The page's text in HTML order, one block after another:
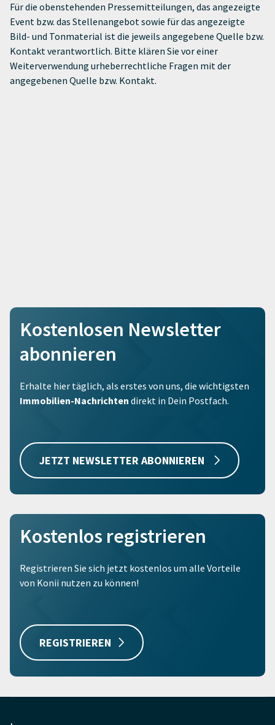
Für die obenstehenden Pressemitteilungen, das angezeigte
Event bzw. das Stellenangebot sowie für das angezeigte
Bild- und Tonmaterial ist die jeweils angegebene Quelle bzw.
Kontakt verantwortlich. Bitte klären Sie vor einer
Weiterverwendung urheberrechtliche Fragen mit der
angegebenen Quelle bzw. Kontakt.
Kostenlosen Newsletter
abonnieren
Erhalte hier täglich, als erstes von uns, die wichtigsten
Immobilien-Nachrichten direkt in Dein Postfach.
JETZT NEWSLETTER ABONNIEREN
Kostenlos registrieren
Registrieren Sie sich jetzt kostenlos um alle Vorteile
von Konii nutzen zu können!
REGISTRIEREN